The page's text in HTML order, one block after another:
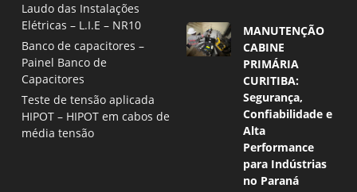
Laudo das Instalações
Elétricas – L.I.E – NR10
Banco de capacitores –
Painel Banco de
Capacitores
Teste de tensão aplicada
HIPOT – HIPOT em cabos de
média tensão
MANUTENÇÃO
CABINE
PRIMÁRIA
CURITIBA:
Segurança,
Confiabilidade e
Alta
Performance
para Indústrias
no Paraná